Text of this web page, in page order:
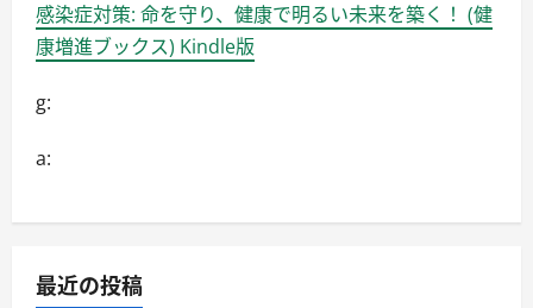
感染症対策: 命を守り、健康で明るい未来を築く！ (健
康増進ブックス) Kindle版
g:
a:
最近の投稿